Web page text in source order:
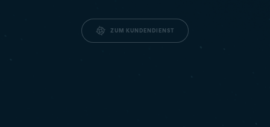
ZUM KUNDENDIENST